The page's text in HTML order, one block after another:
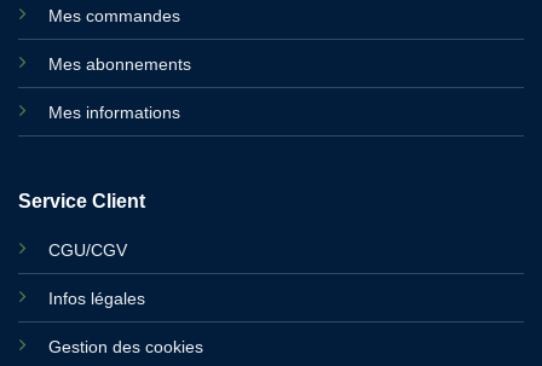
Mes commandes
Mes abonnements
Mes informations
Service Client
CGU/CGV
Infos légales
Gestion des cookies